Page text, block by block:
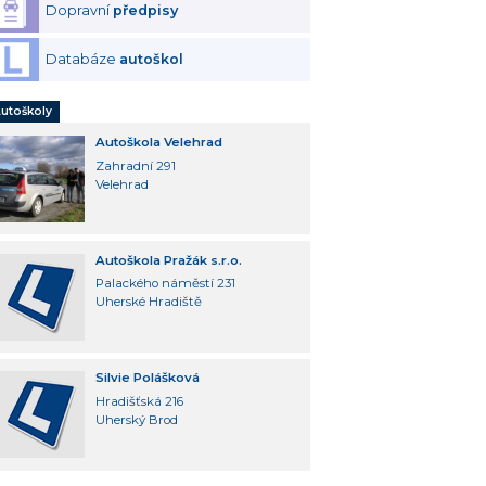
Dopravní předpisy
Databáze autoškol
Autoškola Velehrad
Zahradní 291
Velehrad
Autoškola Pražák s.r.o.
Palackého náměstí 231
Uherské Hradiště
Silvie Polášková
Hradišťská 216
Uherský Brod